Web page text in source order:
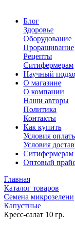
Блог
Здоровье
Оборудование
Проращивание
Рецепты
Ситифермерам
Научный
О магазине
О компании
Наши авторы
Политика
Контакты
Как купить
Условия
Условия
Ситифермерам
Оптовый
Главная
Каталог товаров
Семена микрозелени
Капустные
Кресс-салат 10 гр.